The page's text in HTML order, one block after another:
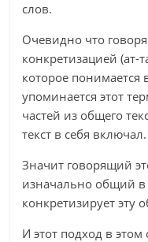
слов.
Очевидно что
конкретизацией (ат-
которое понимается
упоминается этот
частей из общего
текст в себя включал.
Значит говорящий
изначально общий
конкретизирует эту
И этот подход в